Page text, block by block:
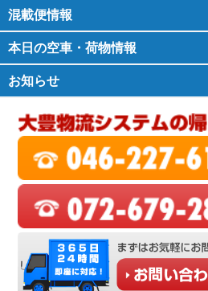
混載便情報
本日の空車・荷物情報
お知らせ